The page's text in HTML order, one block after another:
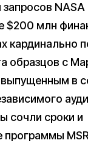
NASA
$200 млн
кардинально
образцов с
в
сочли сроки и
программы